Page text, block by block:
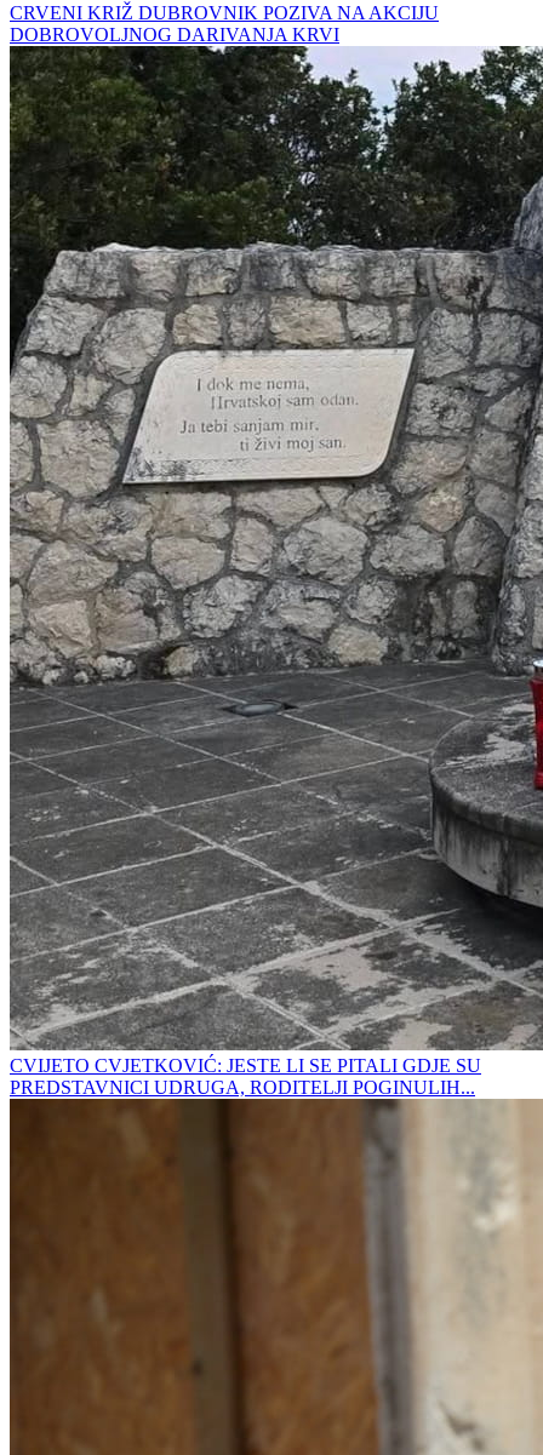
CRVENI KRIŽ DUBROVNIK POZIVA NA AKCIJU
DOBROVOLJNOG DARIVANJA KRVI
CVIJETO CVJETKOVIĆ: JESTE LI SE PITALI GDJE SU
PREDSTAVNICI UDRUGA, RODITELJI POGINULIH...